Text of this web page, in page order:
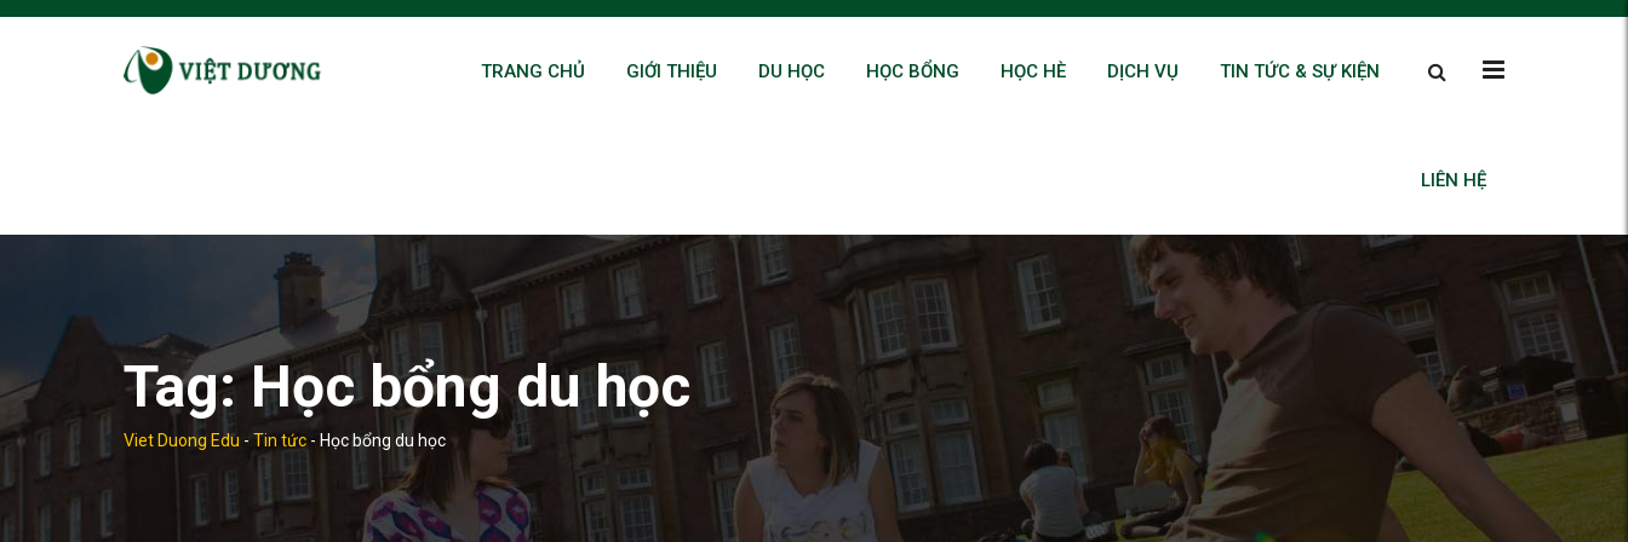
Skip
TRANG CHỦ GIỚI THIỆU DU HỌC HỌC BỔNG HỌC HÈ DỊCH VỤ TIN TỨC & SỰ KIỆN
LIÊN HỆ
Tag:Học bổng du học
Viet Duong Edu - Tin tức - Học bổng du học